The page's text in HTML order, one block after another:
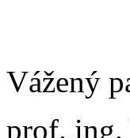
Vážený
prof. ing.